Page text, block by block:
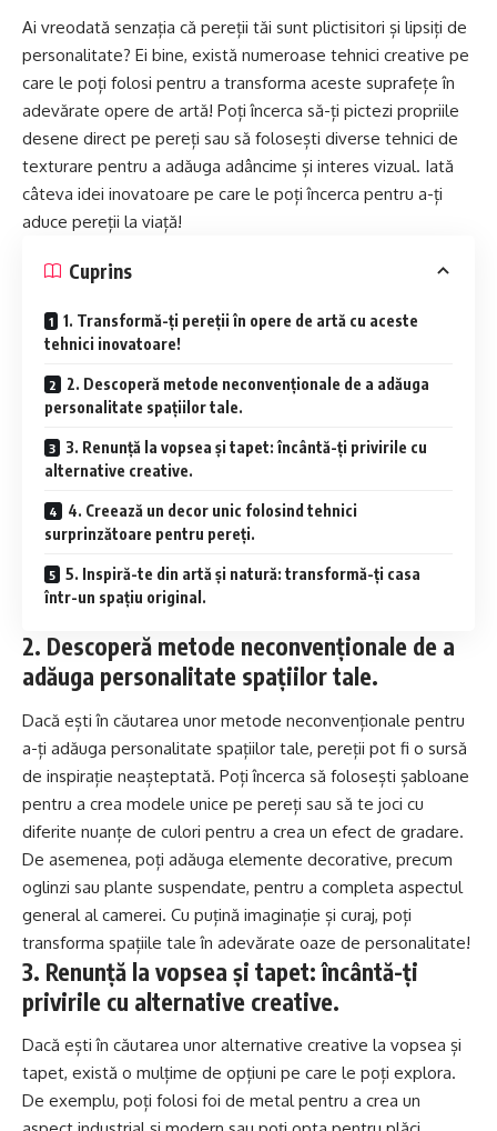
Ai vreodată senzația că pereții tăi sunt plictisitori și lipsiți de
personalitate? Ei bine, există numeroase tehnici creative pe
care le poți folosi pentru a transforma aceste suprafețe în
adevărate opere de artă! Poți încerca să-ți pictezi propriile
desene direct pe pereți sau să folosești diverse tehnici de
texturare pentru a adăuga adâncime și interes vizual. Iată
câteva idei inovatoare pe care le poți încerca pentru a-ți
aduce pereții la viață!
Cuprins
1. Transformă-ți pereții în opere de artă cu aceste
tehnici inovatoare!
2. Descoperă metode neconvenționale de a adăuga
personalitate spațiilor tale.
3. Renunță la vopsea și tapet: încântă-ți privirile cu
alternative creative.
4. Creează un decor unic folosind tehnici
surprinzătoare pentru pereți.
5. Inspiră-te din artă și natură: transformă-ți casa
într-un spațiu original.
2. Descoperă metode neconvenționale de a
adăuga personalitate spațiilor tale.
Dacă ești în căutarea unor metode neconvenționale pentru
a-ți adăuga personalitate spațiilor tale, pereții pot fi o sursă
de inspirație neașteptată. Poți încerca să folosești șabloane
pentru a crea modele unice pe pereți sau să te joci cu
diferite nuanțe de culori pentru a crea un efect de gradare.
De asemenea, poți adăuga elemente decorative, precum
oglinzi sau plante suspendate, pentru a completa aspectul
general al camerei. Cu puțină imaginație și curaj, poți
transforma spațiile tale în adevărate oaze de personalitate!
3. Renunță la vopsea și tapet: încântă-ți
privirile cu alternative creative.
Dacă ești în căutarea unor alternative creative la vopsea și
tapet, există o mulțime de opțiuni pe care le poți explora.
De exemplu, poți folosi foi de metal pentru a crea un